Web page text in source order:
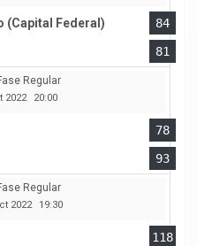
(Capital Federal)
84
81
Regular
2022 20:00
78
93
Regular
2022 19:30
118